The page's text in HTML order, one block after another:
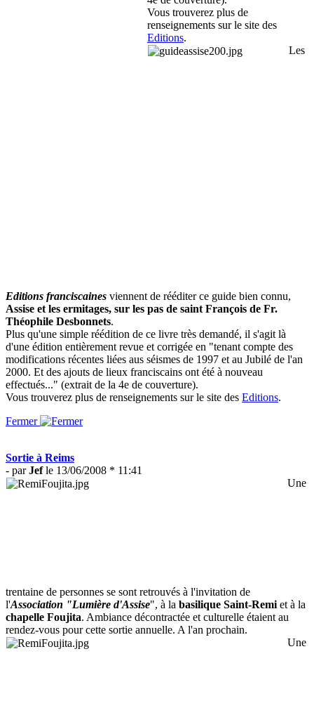
Vous trouverez plus de
renseignements sur le site des
Editions.
Les
Editions franciscaines viennent de rééditer ce guide bien connu,
Assise et les ermitages, sur les pas de saint François de Fr.
Théophile Desbonnets.
Plus qu'une simple réédition de ce livre très demandé, il s'agit là
d'une édition entièrement revue et corrigée en "tenant compte des
modifications récentes liées aus séismes de 1997 et au Jubilé de l'an
2000. Et des ajouts de lieux franciscains ont été à nouveau
effectués..." (extrait de la 4e de couverture).
Vous trouverez plus de renseignements sur le site des Editions.
Fermer
Sortie à Reims
- parJefle 13/06/2008 * 11:41
Une
trentaine de personnes se sont retrouvés à l'invitation de
l'Association "Lumière d'Assise", à la basilique Saint-Remi et à la
chapelle Foujita. Ambiance décontractée et culturelle étaient au
rendez-vous pour cette sortie annuelle. A l'an prochain.
Une